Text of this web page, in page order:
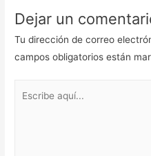
Dejar un
Tu dirección de correo
campos obligatorios están